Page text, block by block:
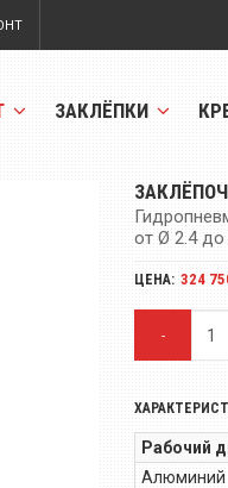
ЗАКЛЁПКИ
от Ø 2.4
ЦЕНА: 324
-
Рабочий
Алюминий